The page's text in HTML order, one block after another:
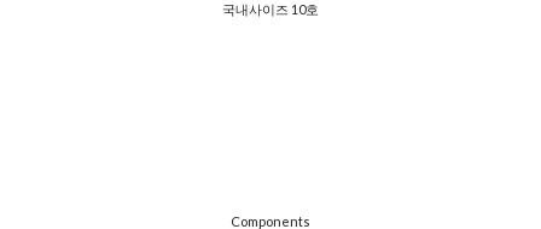
국내사이즈 10호
Components